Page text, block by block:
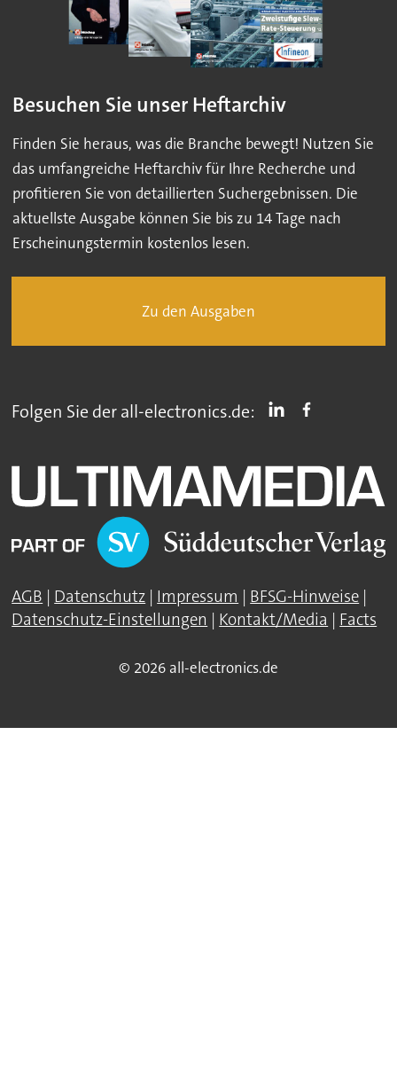
Besuchen Sie unser Heftarchiv
Finden Sie heraus, was die Branche bewegt! Nutzen Sie
das umfangreiche Heftarchiv für Ihre Recherche und
profitieren Sie von detaillierten Suchergebnissen. Die
aktuellste Ausgabe können Sie bis zu 14 Tage nach
Erscheinungstermin kostenlos lesen.
Zu den Ausgaben
Folgen Sie der all-electronics.de:
AGB | Datenschutz | Impressum | BFSG-Hinweise |
Datenschutz-Einstellungen | Kontakt/Media | Facts
© 2026 all-electronics.de